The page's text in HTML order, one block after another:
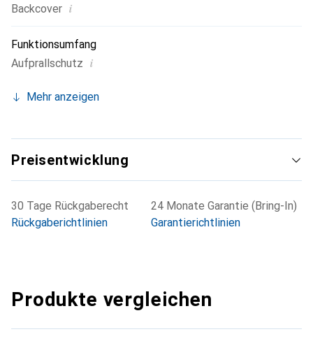
Backcover i
Funktionsumfang
Aufprallschutz i
Mehr anzeigen
Preisentwicklung
30 Tage Rückgaberecht
Rückgaberichtlinien
24 Monate Garantie (Bring-In)
Garantierichtlinien
Produkte vergleichen